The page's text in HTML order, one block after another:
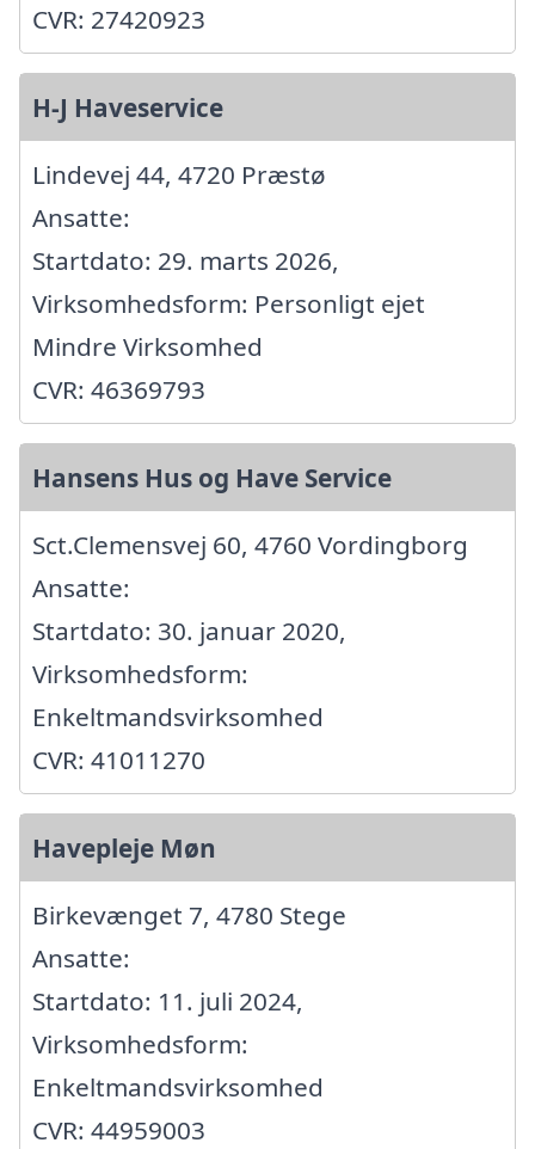
CVR: 27420923
H-J Haveservice
Lindevej 44, 4720 Præstø
Ansatte:
Startdato: 29. marts 2026,
Virksomhedsform: Personligt ejet
Mindre Virksomhed
CVR: 46369793
Hansens Hus og Have Service
Sct.Clemensvej 60, 4760 Vordingborg
Ansatte:
Startdato: 30. januar 2020,
Virksomhedsform:
Enkeltmandsvirksomhed
CVR: 41011270
Havepleje Møn
Birkevænget 7, 4780 Stege
Ansatte:
Startdato: 11. juli 2024,
Virksomhedsform:
Enkeltmandsvirksomhed
CVR: 44959003